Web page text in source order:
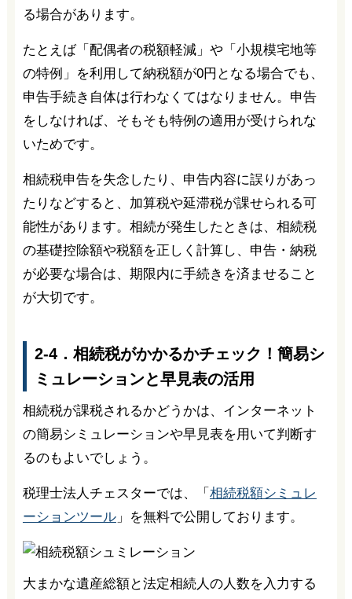
る場合があります。
たとえば「配偶者の税額軽減」や「小規模宅地等
の特例」を利用して納税額が0円となる場合でも、
申告手続き自体は行わなくてはなりません。申告
をしなければ、そもそも特例の適用が受けられな
いためです。
相続税申告を失念したり、申告内容に誤りがあっ
たりなどすると、加算税や延滞税が課せられる可
能性があります。相続が発生したときは、相続税
の基礎控除額や税額を正しく計算し、申告・納税
が必要な場合は、期限内に手続きを済ませること
が大切です。
2-4．相続税がかかるかチェック！簡易シ
ミュレーションと早見表の活用
相続税が課税されるかどうかは、インターネット
の簡易シミュレーションや早見表を用いて判断す
るのもよいでしょう。
税理士法人チェスターでは、「 相続税額シミュレ
ーションツール」を無料で公開しております。
大まかな遺産総額と法定相続人の人数を入力する